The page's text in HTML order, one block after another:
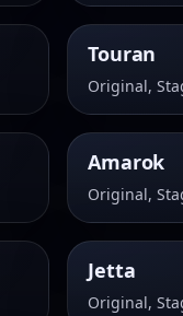
Touran
Original,
Amarok
Original,
Jetta
Original,